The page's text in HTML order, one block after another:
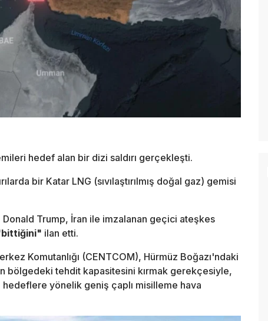
hedef alan bir dizi saldırı gerçekleşti.
bir Katar LNG (sıvılaştırılmış doğal gaz) gemisi
Donald Trump, İran ile imzalanan geçici ateşkes
ilan etti.
Komutanlığı (CENTCOM), Hürmüz Boğazı'ndaki
bölgedeki tehdit kapasitesini kırmak gerekçesiyle,
yönelik geniş çaplı misilleme hava